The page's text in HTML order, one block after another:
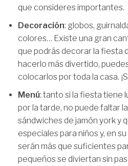
que consideres importantes.
Decoración: globos,
colores… Existe una gran
que podrás decorar la fiesta
hacerlo más divertido,
colocarlos por toda la casa.
Menú: tanto si la fiesta tiene
por la tarde, no puede faltar
sándwiches de jamón york y
especiales para niños y, en
serán más que suficientes
pequeños se diviertan sin